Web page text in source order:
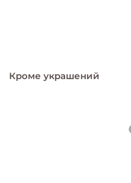
Кроме украшений